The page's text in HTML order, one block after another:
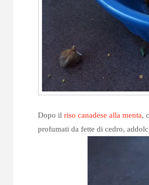
Dopo il riso canadese alla menta,
profumati da fette di cedro,